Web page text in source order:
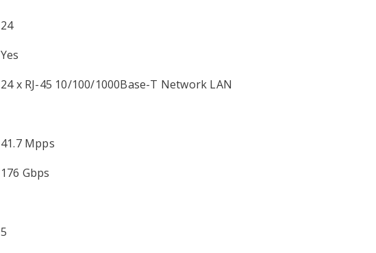
24
Yes
24 x RJ-45 10/100/1000Base-T Network LAN
41.7 Mpps
176 Gbps
5